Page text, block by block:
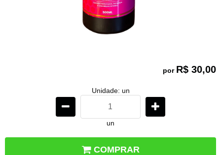
por R$ 30,00
Unidade: un
un
COMPRAR